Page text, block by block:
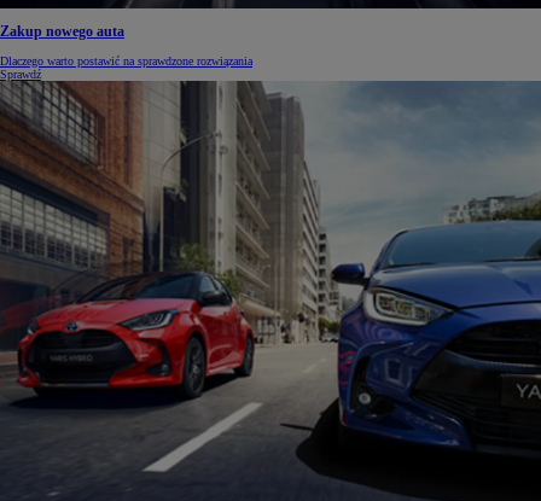
Zakup nowego auta
Dlaczego warto postawić na sprawdzone rozwiązania
Sprawdź